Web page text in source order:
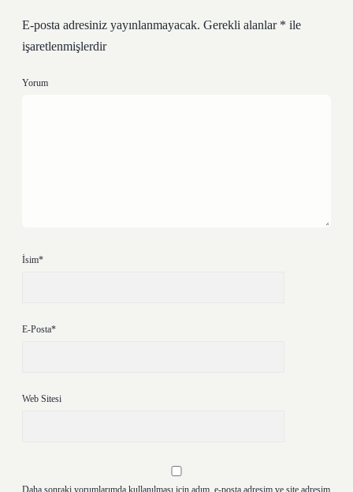
E-posta adresiniz yayınlanmayacak. Gerekli alanlar * ile
işaretlenmişlerdir
Yorum
İsim*
E-Posta*
Web Sitesi
Daha sonraki yorumlarımda kullanılması için adım, e-posta adresim ve site adresim